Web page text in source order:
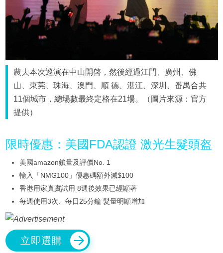
農夫本次巡演在中山開啓，然後經過江門、廣州、佛
山、東莞、珠海、澳門、順 德、湛江、深圳、番禺合共
11個城市，總場數最終定格在21場。（圖片來源：官方
提供）
限時優惠：美國FDA認證 激光生髮頭盔
美國amazon鎖量及評價No. 1
輸入「NMG100」優惠碼額外減$100
香港用家真實試用 8週後效果已經顯著
每週使用3次、每日25分鐘 髮量明顯增加
立即選購